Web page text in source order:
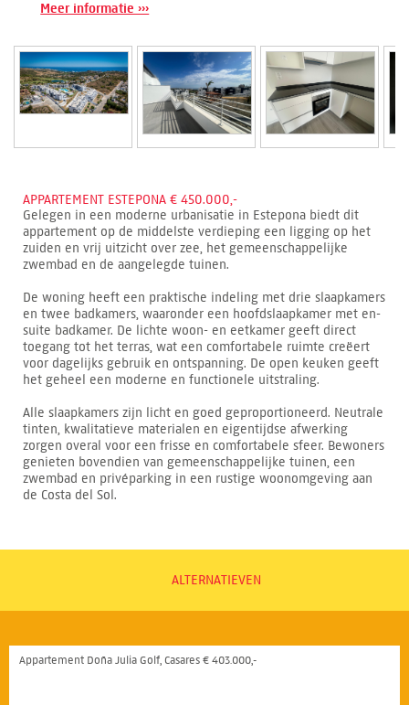
Meer informatie ›››
APPARTEMENT ESTEPONA € 450.000,-
Gelegen in een moderne urbanisatie in Estepona biedt dit
appartement op de middelste verdieping een ligging op het
zuiden en vrij uitzicht over zee, het gemeenschappelijke
zwembad en de aangelegde tuinen.
De woning heeft een praktische indeling met drie slaapkamers
en twee badkamers, waaronder een hoofdslaapkamer met en-
suite badkamer. De lichte woon- en eetkamer geeft direct
toegang tot het terras, wat een comfortabele ruimte creëert
voor dagelijks gebruik en ontspanning. De open keuken geeft
het geheel een moderne en functionele uitstraling.
Alle slaapkamers zijn licht en goed geproportioneerd. Neutrale
tinten, kwalitatieve materialen en eigentijdse afwerking
zorgen overal voor een frisse en comfortabele sfeer. Bewoners
genieten bovendien van gemeenschappelijke tuinen, een
zwembad en privéparking in een rustige woonomgeving aan
de Costa del Sol.
ALTERNATIEVEN
Appartement Doña Julia Golf, Casares € 403.000,-